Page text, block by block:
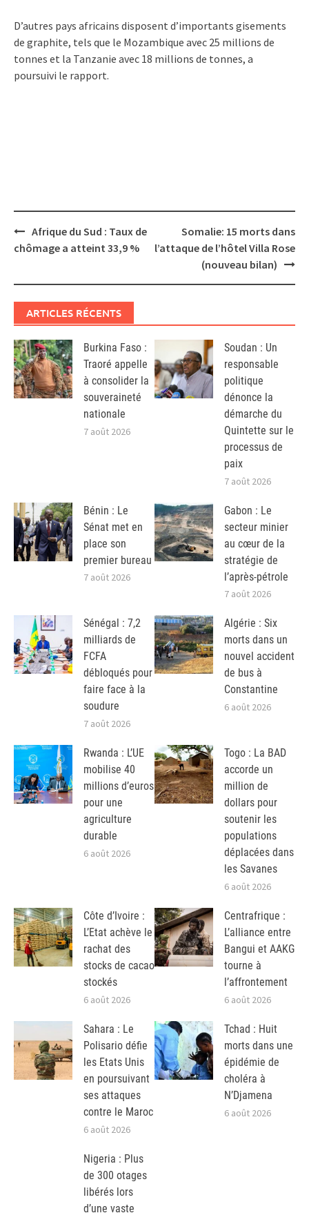
D’autres pays africains disposent d’importants gisements
de graphite, tels que le Mozambique avec 25 millions de
tonnes et la Tanzanie avec 18 millions de tonnes, a
poursuivi le rapport.
Post
navigation
Afrique du Sud : Taux de
chômage a atteint 33,9 %
Somalie: 15 morts dans
l’attaque de l’hôtel Villa Rose
(nouveau bilan)
ARTICLES RÉCENTS
Burkina Faso :
Traoré appelle
à consolider la
souveraineté
nationale
7 août 2026
Soudan : Un
responsable
politique
dénonce la
démarche du
Quintette sur le
processus de
paix
7 août 2026
Bénin : Le
Sénat met en
place son
premier bureau
7 août 2026
Gabon : Le
secteur minier
au cœur de la
stratégie de
l’après-pétrole
7 août 2026
Sénégal : 7,2
milliards de
FCFA
débloqués pour
faire face à la
soudure
7 août 2026
Algérie : Six
morts dans un
nouvel accident
de bus à
Constantine
6 août 2026
Rwanda : L’UE
mobilise 40
millions d’euros
pour une
agriculture
durable
6 août 2026
Togo : La BAD
accorde un
million de
dollars pour
soutenir les
populations
déplacées dans
les Savanes
6 août 2026
Côte d’Ivoire :
L’Etat achève le
rachat des
stocks de cacao
stockés
6 août 2026
Centrafrique :
L’alliance entre
Bangui et AAKG
tourne à
l’affrontement
6 août 2026
Sahara : Le
Polisario défie
les Etats Unis
en poursuivant
ses attaques
contre le Maroc
6 août 2026
Tchad : Huit
morts dans une
épidémie de
choléra à
N’Djamena
6 août 2026
Nigeria : Plus
de 300 otages
libérés lors
d’une vaste